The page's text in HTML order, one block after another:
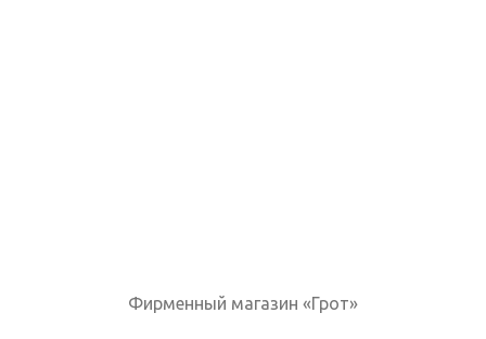
Фирменный магазин «Грот»